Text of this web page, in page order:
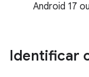
Android 17
Identificar